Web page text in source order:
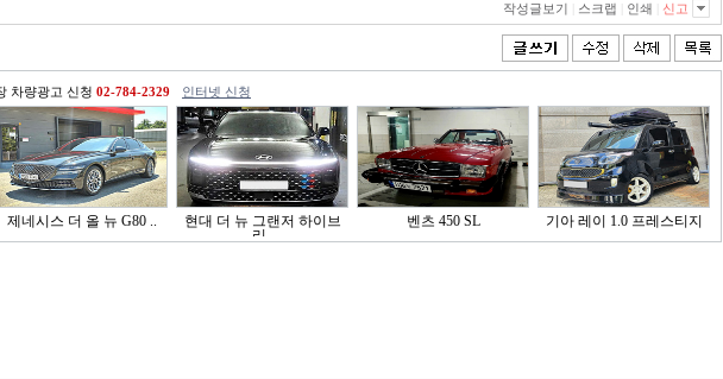
작성글보기 스크랩 인쇄 신고
차량광고 신청 02-784-2329 인터넷 신청
제네시스 더 올 뉴 G80 ..
현대 더 뉴 그랜저 하이브
리..
벤츠 450 SL 기아 레이 1.0 프레스티지